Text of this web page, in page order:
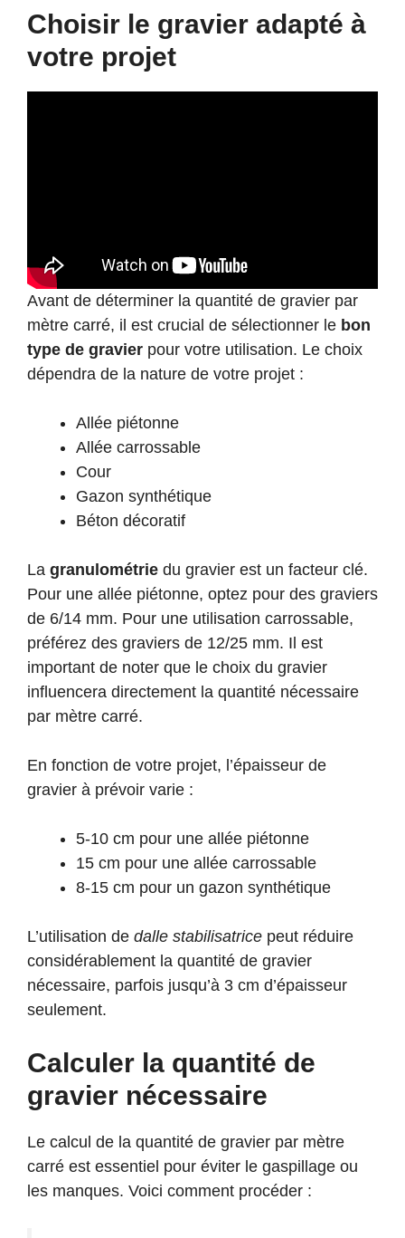
Choisir le gravier adapté à
votre projet
Avant de déterminer la quantité de gravier par
mètre carré, il est crucial de sélectionner le bon
type de gravier pour votre utilisation. Le choix
dépendra de la nature de votre projet :
Allée piétonne
Allée carrossable
Cour
Gazon synthétique
Béton décoratif
La granulométrie du gravier est un facteur clé.
Pour une allée piétonne, optez pour des graviers
de 6/14 mm. Pour une utilisation carrossable,
préférez des graviers de 12/25 mm. Il est
important de noter que le choix du gravier
influencera directement la quantité nécessaire
par mètre carré.
En fonction de votre projet, l’épaisseur de
gravier à prévoir varie :
5-10 cm pour une allée piétonne
15 cm pour une allée carrossable
8-15 cm pour un gazon synthétique
L’utilisation de dalle stabilisatrice peut réduire
considérablement la quantité de gravier
nécessaire, parfois jusqu’à 3 cm d’épaisseur
seulement.
Calculer la quantité de
gravier nécessaire
Le calcul de la quantité de gravier par mètre
carré est essentiel pour éviter le gaspillage ou
les manques. Voici comment procéder :